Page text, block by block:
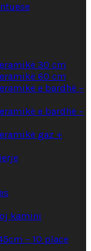
30 cm
60 cm
e bardhë –
e bardhë –
gaz +
kamini
– 10 place